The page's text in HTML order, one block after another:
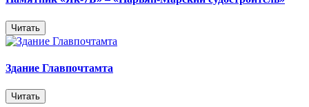
Читать
Здание Главпочтамта
Читать